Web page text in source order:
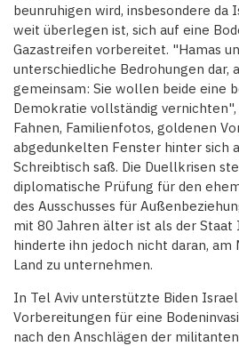
beunruhigen wird, insbesondere da
weit überlegen ist, sich auf eine
Gazastreifen vorbereitet. "Hamas
unterschiedliche Bedrohungen dar,
gemeinsam: Sie wollen beide eine
Demokratie vollständig
Fahnen, Familienfotos, goldenen
abgedunkelten Fenster hinter sich
Schreibtisch saß. Die Duellkrisen
diplomatische Prüfung für den
des Ausschusses für
mit 80 Jahren älter ist als der Staat
hinderte ihn jedoch nicht daran, am
Land zu unternehmen.
In Tel Aviv unterstützte Biden
Vorbereitungen für eine
nach den Anschlägen der